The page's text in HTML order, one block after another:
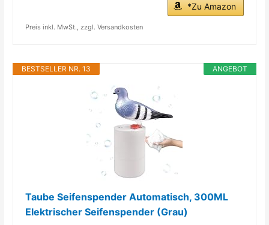
*Zu Amazon
Preis inkl. MwSt., zzgl. Versandkosten
ANGEBOT
BESTSELLER NR. 13
Taube Seifenspender Automatisch, 300ML
Elektrischer Seifenspender (Grau)